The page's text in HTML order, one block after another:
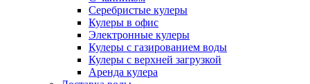
Серебристые кулеры
Кулеры в офис
Электронные кулеры
Кулеры с газированием воды
Кулеры с верхней загрузкой
Аренда кулера